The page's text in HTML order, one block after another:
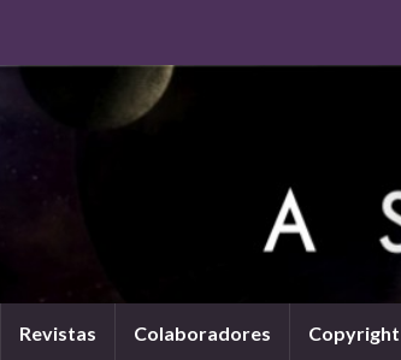
Revistas Colaboradores Copyright